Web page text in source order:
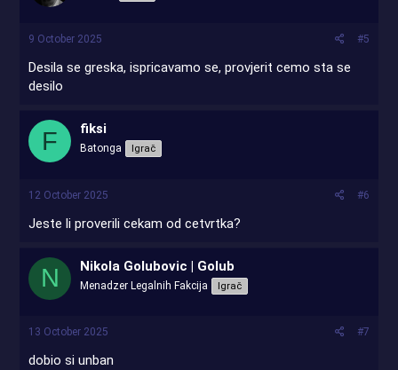
9 October 2025 #5
Desila se greska, ispricavamo se, provjerit cemo sta se
desilo
F fiksi
Batonga Igrač
12 October 2025 #6
Jeste li proverili cekam od cetvrtka?
N Nikola Golubovic | Golub
Menadzer Legalnih Fakcija Igrač
13 October 2025 #7
dobio si unban